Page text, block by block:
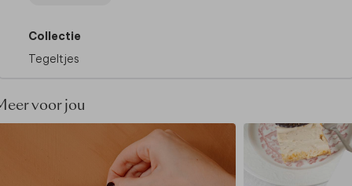
Dit product maakt deel uit van
Collectie
Tegeltjes
voor jou